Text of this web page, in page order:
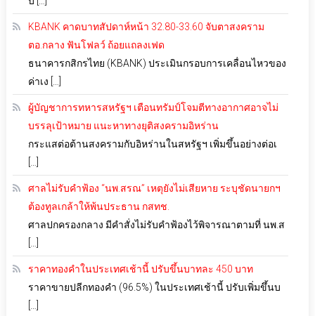
KBANK คาดบาทสัปดาห์หน้า 32.80-33.60 จับตาสงคราม
ตอ.กลาง ฟันโฟลว์ ถ้อยแถลงเฟด
ธนาคารกสิกรไทย (KBANK) ประเมินกรอบการเคลื่อนไหวของ
ค่าเง […]
ผู้บัญชาการทหารสหรัฐฯ เตือนทรัมป์โจมตีทางอากาศอาจไม่
บรรลุเป้าหมาย แนะหาทางยุติสงครามอิหร่าน
กระแสต่อต้านสงครามกับอิหร่านในสหรัฐฯ เพิ่มขึ้นอย่างต่อเ
ศาลไม่รับคำฟ้อง “นพ.สรณ” เหตุยังไม่เสียหาย ระบุชัดนายกฯ
ต้องทูลเกล้าให้พ้นประธาน กสทช.
ศาลปกครองกลาง มีคำสั่งไม่รับคำฟ้องไว้พิจารณาตามที่ นพ.ส
ราคาทองคำในประเทศเช้านี้ ปรับขึ้นบาทละ 450 บาท
ราคาขายปลีกทองคำ (96.5%) ในประเทศเช้านี้ ปรับเพิ่มขึ้นบ